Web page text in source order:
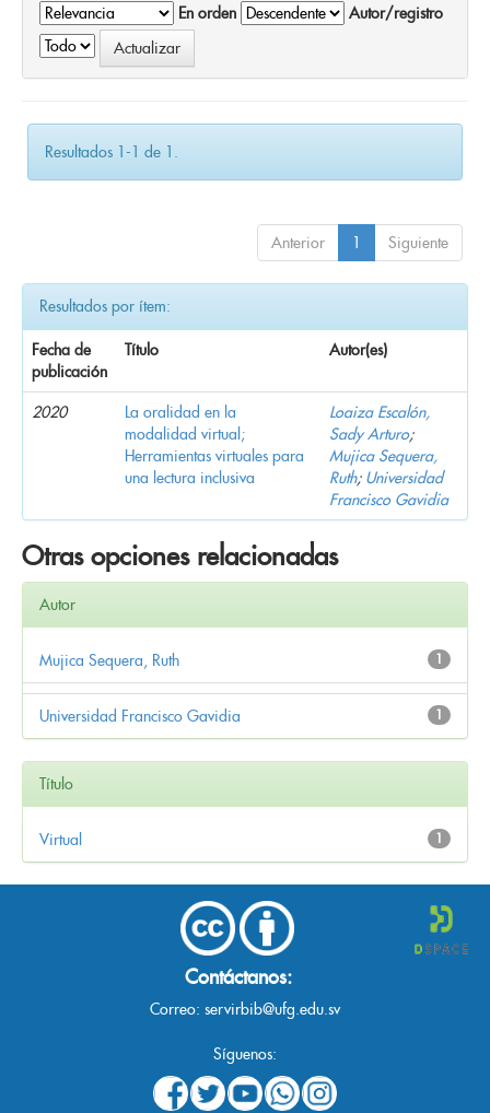
En orden
Autor/registro
Resultados 1-1 de 1.
Anterior 1 Siguiente
Resultados por ítem:
Fecha de
publicación
Título Autor(es)
2020
La oralidad en la
modalidad virtual;
Herramientas virtuales para
una lectura inclusiva
Loaiza Escalón,
Sady Arturo;
Mujica Sequera,
Ruth; Universidad
Francisco Gavidia
Otras opciones relacionadas
Autor
1
Mujica Sequera, Ruth
1
Universidad Francisco Gavidia
Título
1
Virtual
Contáctanos:
Correo: servirbib@ufg.edu.sv
Síguenos: